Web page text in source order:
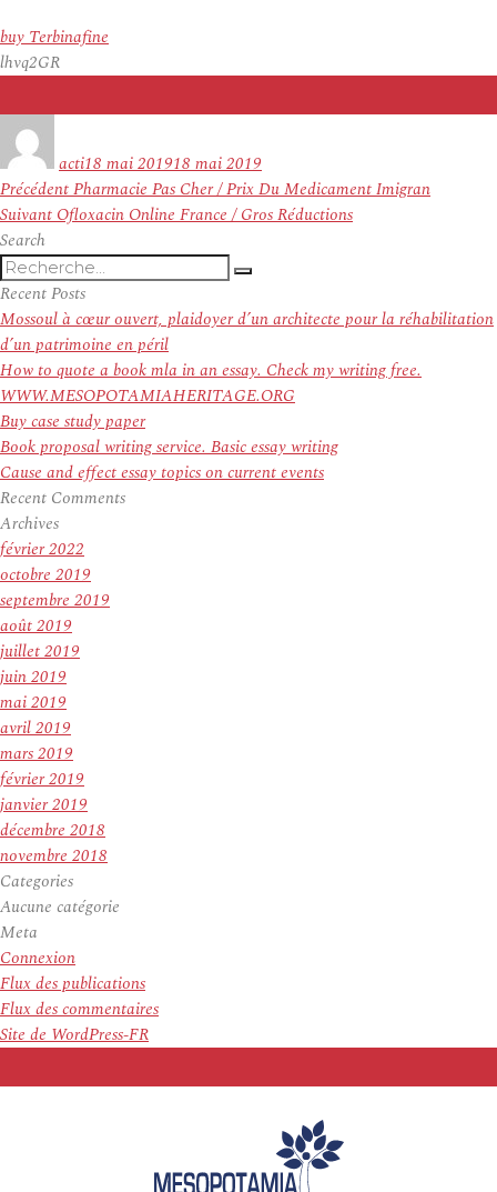
buy Terbinafine
lhvq2GR
actile
18 mai 201918 mai 2019
Navigation
de
l’article
PrécédentArticle
précédent :
Pharmacie Pas Cher / Prix Du Medicament Imigran
Suivant Article
Ofloxacin Online France / Gros Réductions
Search
Recherche
pour
:
Recherche
Recent Posts
Mossoul à cœur ouvert, plaidoyer d’un architecte pour la réhabilitation
d’un patrimoine en péril
How to quote a book mla in an essay. Check my writing free.
WWW.MESOPOTAMIAHERITAGE.ORG
Buy case study paper
Book proposal writing service. Basic essay writing
Cause and effect essay topics on current events
Recent Comments
Archives
février 2022
octobre 2019
septembre 2019
août 2019
juillet 2019
juin 2019
mai 2019
avril 2019
mars 2019
février 2019
janvier 2019
décembre 2018
novembre 2018
Categories
Aucune catégorie
Meta
Connexion
Flux des publications
Flux des commentaires
Site de WordPress-FR